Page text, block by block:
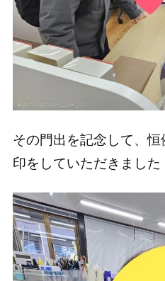
その門出を記念して、
印をしていただきました